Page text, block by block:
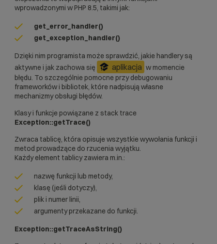
wprowadzonymi w PHP 8.5, takimi jak:
get_error_handler()
get_exception_handler()
Dzięki nim programista może sprawdzić, jakie handlery są
aktywne i jak zachowa się
aplikacja w momencie
błędu. To szczególnie pomocne przy debugowaniu
frameworków i bibliotek, które nadpisują własne
mechanizmy obsługi błędów.
Klasy i funkcje powiązane z stack trace
Exception::getTrace()
Zwraca tablicę, która opisuje wszystkie wywołania funkcji i
metod prowadzące do rzucenia wyjątku.
Każdy element tablicy zawiera m.in.:
nazwę funkcji lub metody,
klasę (jeśli dotyczy),
plik i numer linii,
argumenty przekazane do funkcji.
Exception::getTraceAsString()